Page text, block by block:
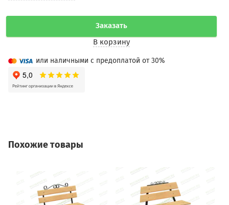
Заказать
В корзину
или наличными с предоплатой от 30%
Похожие товары